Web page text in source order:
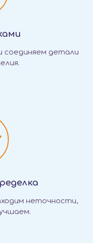
соединяем детали
неточности,